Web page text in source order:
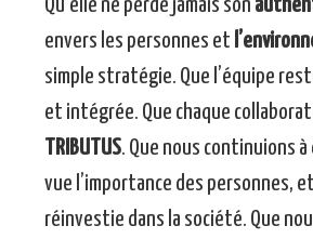
Qu’elle ne perde jamais son
envers les personnes et
simple stratégie. Que l’équipe
et intégrée. Que chaque
TRIBUTUS. Que nous continuions
vue l’importance des personnes,
réinvestie dans la société. Que